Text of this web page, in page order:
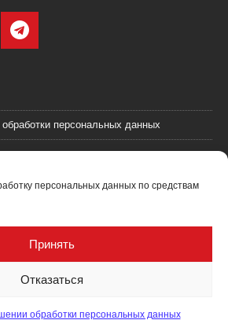
персональных данных по средствам
Принять
Отказаться
обработки персональных данных
персональных данных
персональных данных
(оферта)